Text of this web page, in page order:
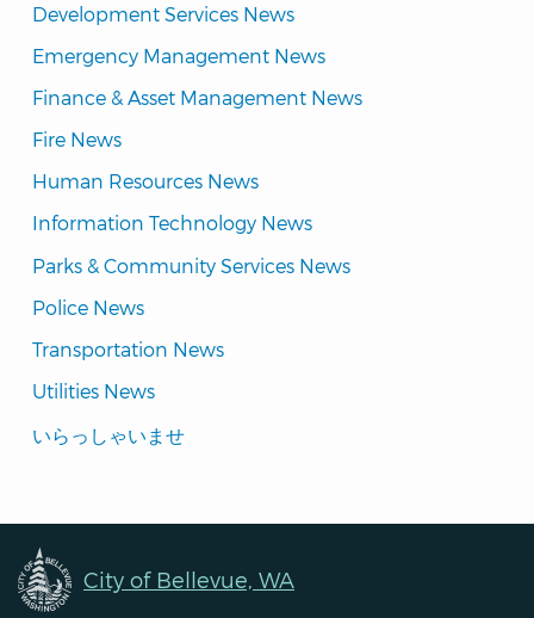
Development Services News
Emergency Management News
Finance & Asset Management News
Fire News
Human Resources News
Information Technology News
Parks & Community Services News
Police News
Transportation News
Utilities News
Translated
いらっしゃいませ
City of Bellevue, WA